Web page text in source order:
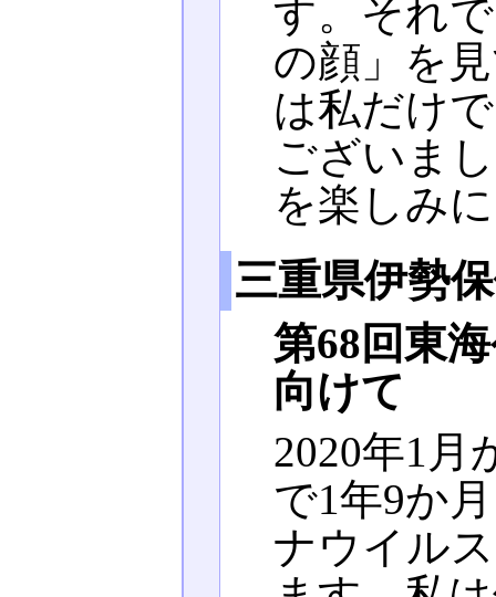
す。それ
の顔」を
は私だけ
ございま
を楽しみ
三重県伊勢
第68回東
向けて
2020年1月
で1年9か
ナウイル